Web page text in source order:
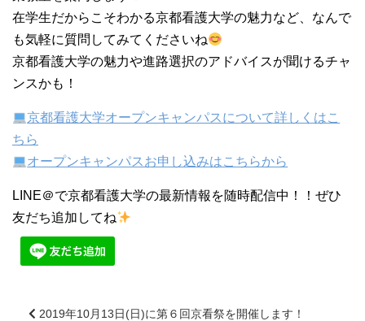
在学生だからこそわかる京都看護大学の魅力など、なんで
も気軽に質問してみてくださいね
京都看護大学の魅力や進路選択のアドバイスが聞けるチャ
ンスかも！
京都看護大学オープンキャンパスについて詳しくはこ
ちら
オープンキャンパスお申し込みはこちらから
LINE＠で京都看護大学の最新情報を随時配信中！！ぜひ
友だち追加してね
2019年10月13日(日)に第６回京看祭を開催します！